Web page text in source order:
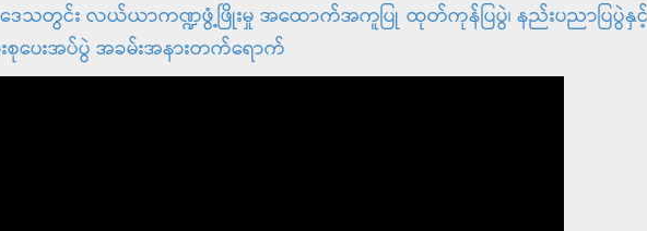
ဒေသတွင်း လယ်ယာကဏ္ဍဖွံ့ဖြိုးမှု အထောက်အကူပြု ထုတ်ကုန်ပြပွဲ၊ နည်းပညာပြပွဲနှင့်
းစုပေးအပ်ပွဲ အခမ်းအနားတက်ရောက်